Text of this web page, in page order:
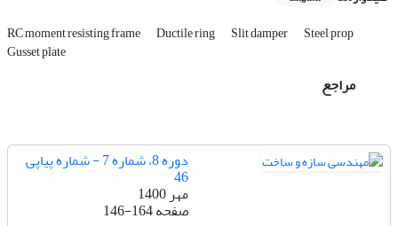
RC moment resisting frame Ductile ring Slit damper Steel prop
Gusset plate
مراجع
دوره 8، شماره 7 - شماره پیاپی
46
مهر 1400
صفحه146-164